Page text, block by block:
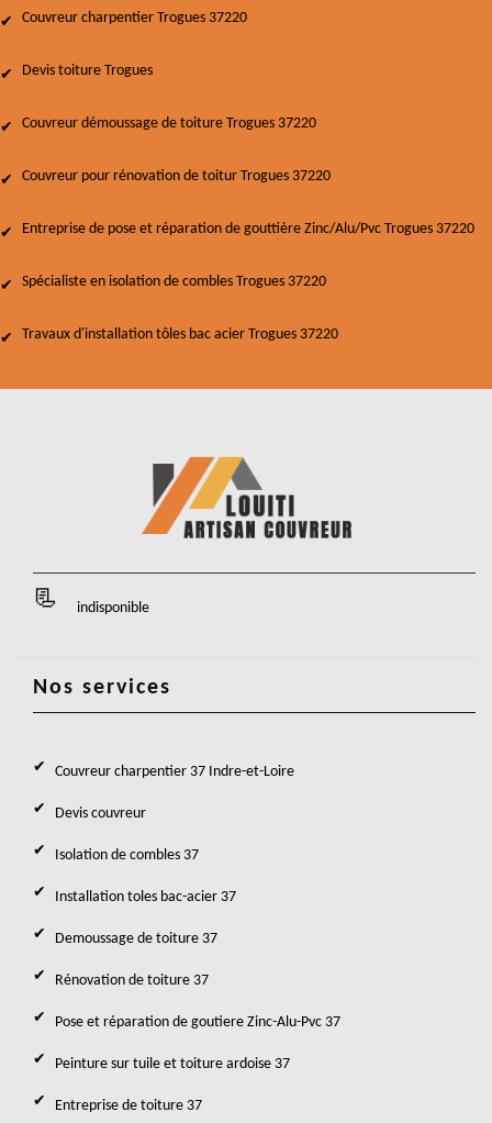
Couvreur charpentier Trogues 37220
Devis toiture Trogues
Couvreur démoussage de toiture Trogues 37220
Couvreur pour rénovation de toitur Trogues 37220
Entreprise de pose et réparation de gouttière Zinc/Alu/Pvc Trogues 37220
Spécialiste en isolation de combles Trogues 37220
Travaux d'installation tôles bac acier Trogues 37220
indisponible
Nos services
Couvreur charpentier 37 Indre-et-Loire
Devis couvreur
Isolation de combles 37
Installation toles bac-acier 37
Demoussage de toiture 37
Rénovation de toiture 37
Pose et réparation de goutiere Zinc-Alu-Pvc 37
Peinture sur tuile et toiture ardoise 37
Entreprise de toiture 37